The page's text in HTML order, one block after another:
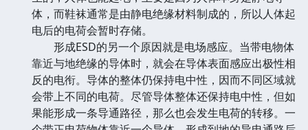
体，而鞋袜通常是由静电绝缘材料制成的，所以人体起
电后的电荷会暂时存储。
形成ESD的另一个原因就是电场感应。当带电物体
靠近与地绝缘的导体时，就会在导体表面感应出极性相
反的电衔。导体的整体仍保持电中性，因而不同区域就
会带上不同的电荷。尽管导体整体还保持电中性，但如
果能形成一条导通路径，那么也会发生电荷的转移。一